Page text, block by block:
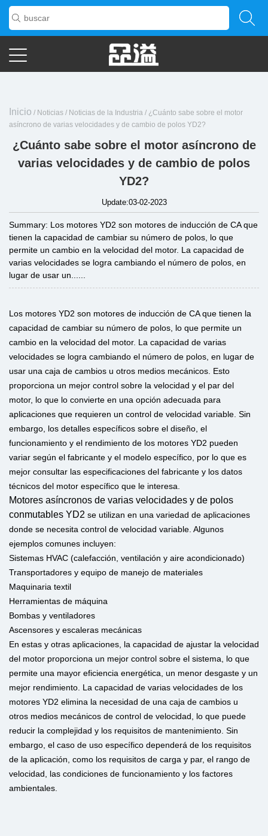
Inicio / Noticias / Noticias de la Industria / ¿Cuánto sabe sobre el motor
asíncrono de varias velocidades y de cambio de polos YD2?
¿Cuánto sabe sobre el motor asíncrono de
varias velocidades y de cambio de polos
YD2?
Update:03-02-2023
Summary: Los motores YD2 son motores de inducción de CA que
tienen la capacidad de cambiar su número de polos, lo que
permite un cambio en la velocidad del motor. La capacidad de
varias velocidades se logra cambiando el número de polos, en
lugar de usar un......
Los motores YD2 son motores de inducción de CA que tienen la
capacidad de cambiar su número de polos, lo que permite un
cambio en la velocidad del motor. La capacidad de varias
velocidades se logra cambiando el número de polos, en lugar de
usar una caja de cambios u otros medios mecánicos. Esto
proporciona un mejor control sobre la velocidad y el par del
motor, lo que lo convierte en una opción adecuada para
aplicaciones que requieren un control de velocidad variable. Sin
embargo, los detalles específicos sobre el diseño, el
funcionamiento y el rendimiento de los motores YD2 pueden
variar según el fabricante y el modelo específico, por lo que es
mejor consultar las especificaciones del fabricante y los datos
técnicos del motor específico que le interesa.
Motores asíncronos de varias velocidades y de polos
conmutables YD2 se utilizan en una variedad de aplicaciones
donde se necesita control de velocidad variable. Algunos
ejemplos comunes incluyen:
Sistemas HVAC (calefacción, ventilación y aire acondicionado)
Transportadores y equipo de manejo de materiales
Maquinaria textil
Herramientas de máquina
Bombas y ventiladores
Ascensores y escaleras mecánicas
En estas y otras aplicaciones, la capacidad de ajustar la velocidad
del motor proporciona un mejor control sobre el sistema, lo que
permite una mayor eficiencia energética, un menor desgaste y un
mejor rendimiento. La capacidad de varias velocidades de los
motores YD2 elimina la necesidad de una caja de cambios u
otros medios mecánicos de control de velocidad, lo que puede
reducir la complejidad y los requisitos de mantenimiento. Sin
embargo, el caso de uso específico dependerá de los requisitos
de la aplicación, como los requisitos de carga y par, el rango de
velocidad, las condiciones de funcionamiento y los factores
ambientales.